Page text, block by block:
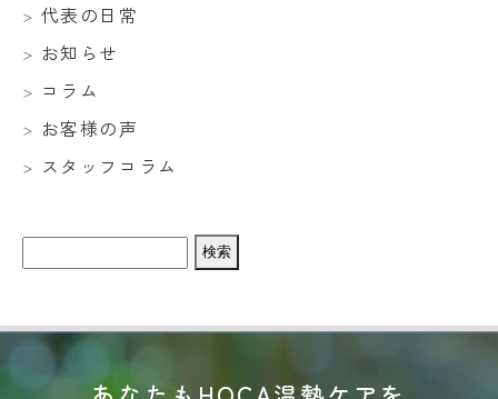
代表の日常
お知らせ
コラム
お客様の声
スタッフコラム
検
索: